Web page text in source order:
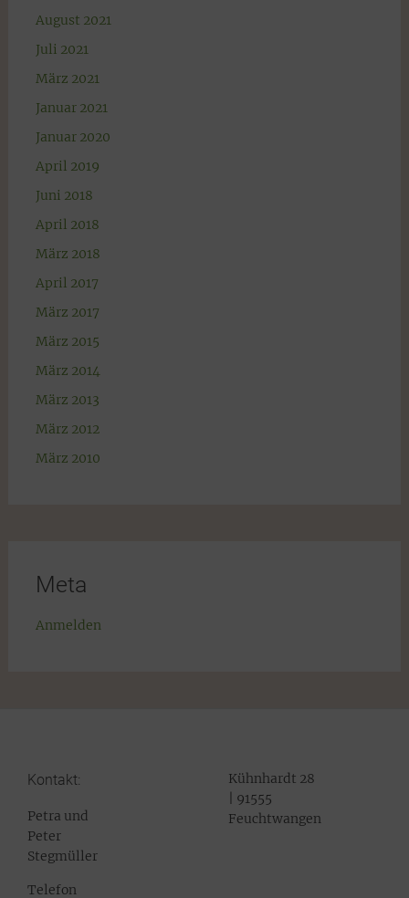
August 2021
Juli 2021
März 2021
Januar 2021
Januar 2020
April 2019
Juni 2018
April 2018
März 2018
April 2017
März 2017
März 2015
März 2014
März 2013
März 2012
März 2010
Meta
Anmelden
Kontakt:
Petra und
Peter
Stegmüller
Telefon
Kühnhardt 28
| 91555
Feuchtwangen